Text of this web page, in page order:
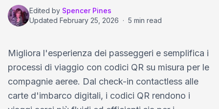
Edited by Spencer Pines
Updated February 25, 2026 · 5 min read
Migliora l'esperienza dei passeggeri e semplifica i
processi di viaggio con codici QR su misura per le
compagnie aeree. Dal check-in contactless alle
carte d'imbarco digitali, i codici QR rendono i